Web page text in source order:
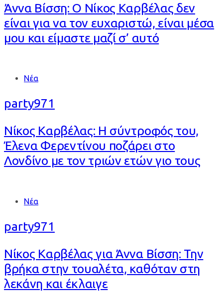
Άννα Βίσση: Ο Νίκος Καρβέλας δεν
είναι για να τον ευχαριστώ, είναι μέσα
μου και είμαστε μαζί σ’ αυτό
Tags Νέα
party971
Νίκος Καρβέλας: Η σύντροφός του,
Έλενα Φερεντίνου ποζάρει στο
Λονδίνο με τον τριών ετών γιο τους
Tags Νέα
party971
Νίκος Καρβέλας για Άννα Βίσση: Την
βρήκα στην τουαλέτα, καθόταν στη
λεκάνη και έκλαιγε